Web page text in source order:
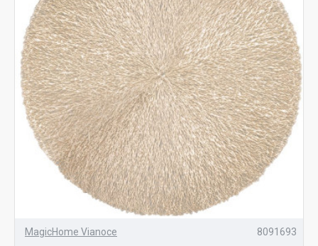
MagicHome Vianoce 8091693